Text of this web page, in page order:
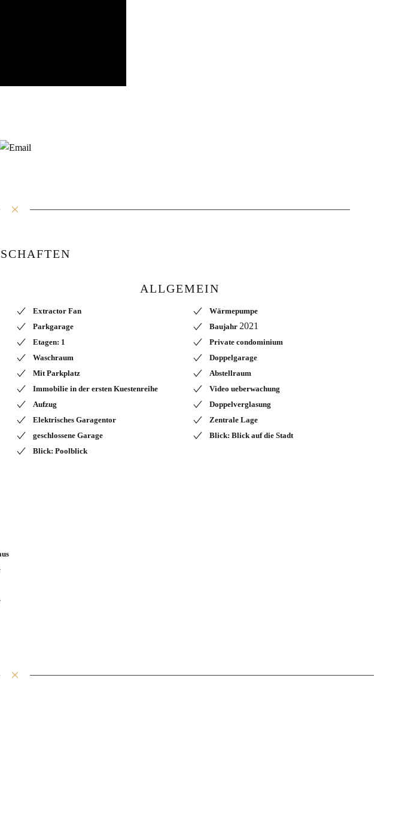
ALLGEMEIN
Extractor Fan
Wärmepumpe
Parkgarage
Baujahr 2021
Etagen: 1
Private condominium
Waschraum
Doppelgarage
Mit Parkplatz
Abstellraum
Immobilie in der ersten Kuestenreihe
Video ueberwachung
Aufzug
Doppelverglasung
Elektrisches Garagentor
Zentrale Lage
geschlossene Garage
Blick: Blick auf die Stadt
Blick: Poolblick